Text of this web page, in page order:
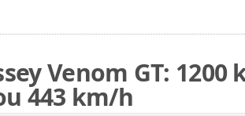
Venom GT:
443 km/h